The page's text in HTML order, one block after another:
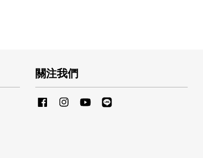
關注我們
FacebookInstagramYouTube